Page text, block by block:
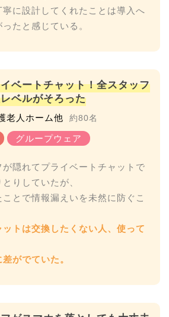
に設計してくれたことは導入へ
たと感じている。
ベートチャット！全スタッフ
ベルがそろった
老人ホーム他 約80名
が隠れてプライベートチャットで
りしていたが、
とで情報漏えいを未然に防ぐこ
トは交換したくない人、使って
がでていた。